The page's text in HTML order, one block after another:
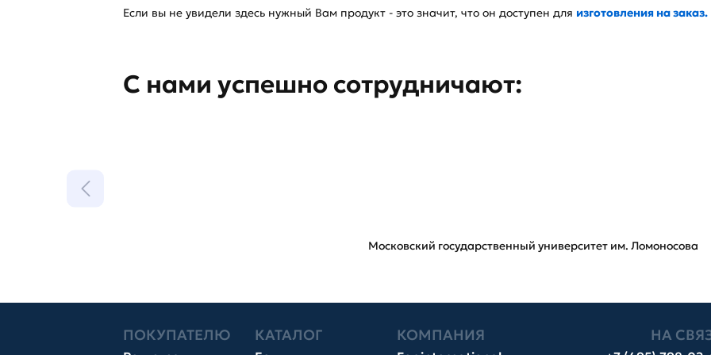
Если вы не увидели здесь нужный Вам продукт - это значит, что он доступен для изготовления на заказ.
С нами успешно сотрудничают:
Московский государственный университет им. Ломоносова
ПОКУПАТЕЛЮ КАТАЛОГ КОМПАНИЯ НА